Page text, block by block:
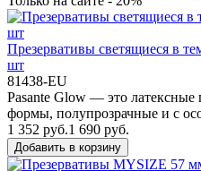
Презервативы светящиеся в
шт
81438-EU
Pasante Glow — это латексные
формы, полупрозрачные и с
1 352 руб.1 690 руб.
Добавить в корзину